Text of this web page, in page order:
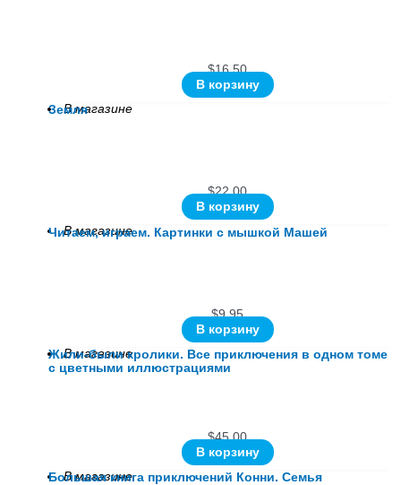
$16.50
В корзину
В магазине
Земля
$22.00
В корзину
В магазине
Читаем, играем. Картинки с мышкой Машей
$9.95
В корзину
В магазине
Жили-были кролики. Все приключения в одном томе
с цветными иллюстрациями
$45.00
В корзину
В магазине
Большая книга приключений Конни. Семья